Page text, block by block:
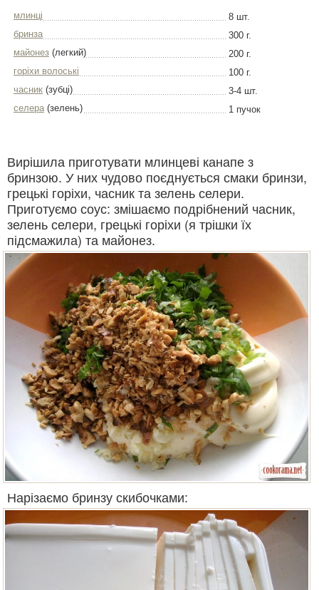
млинці
8 шт.
бринза
300 г.
майонез (легкий)
200 г.
горіхи волоські
100 г.
часник (зубці)
3-4 шт.
селера(зелень) 1 пучок
Вирішила приготувати млинцеві канапе з
бринзою. У них чудово поєднується смаки бринзи,
грецькі горіхи, часник та зелень селери.
Приготуємо соус: змішаємо подрібнений часник,
зелень селери, грецькі горіхи (я трішки їх
підсмажила) та майонез.
Нарізаємо бринзу скибочками: